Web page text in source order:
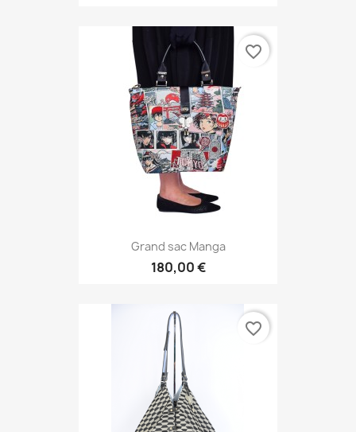
Grand sac Manga
180,00 €
favorite_border
favorite_border